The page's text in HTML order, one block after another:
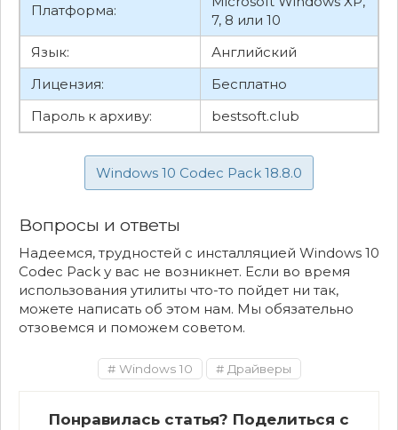
Платформа:
7, 8 или 10
Язык:
Английский
Лицензия:
Бесплатно
Пароль к архиву:
bestsoft.club
Windows 10 Codec Pack 18.8.0
Вопросы и ответы
Надеемся, трудностей с инсталляцией Windows 10
Codec Pack у вас не возникнет. Если во время
использования утилиты что-то пойдет ни так,
можете написать об этом нам. Мы обязательно
отзовемся и поможем советом.
Windows 10 Драйверы
Понравилась статья? Поделиться с